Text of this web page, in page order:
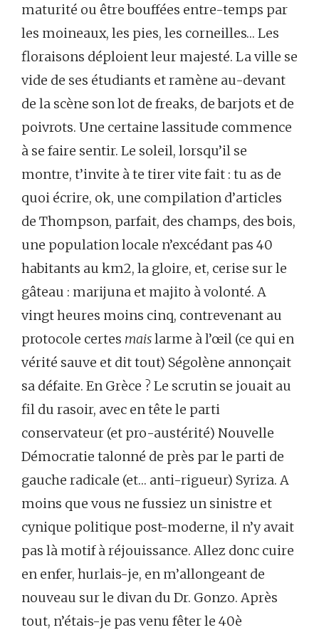
maturité ou être bouffées entre-temps par
les moineaux, les pies, les corneilles… Les
floraisons déploient leur majesté. La ville se
vide de ses étudiants et ramène au-devant
de la scène son lot de freaks, de barjots et de
poivrots. Une certaine lassitude commence
à se faire sentir. Le soleil, lorsqu’il se
montre, t’invite à te tirer vite fait : tu as de
quoi écrire, ok, une compilation d’articles
de Thompson, parfait, des champs, des bois,
une population locale n’excédant pas 40
habitants au km2, la gloire, et, cerise sur le
gâteau : marijuna et majito à volonté. A
vingt heures moins cinq, contrevenant au
protocole certes maislarme à l’œil (ce qui en
vérité sauve et dit tout) Ségolène annonçait
sa défaite. En Grèce ? Le scrutin se jouait au
fil du rasoir, avec en tête le parti
conservateur (et pro-austérité) Nouvelle
Démocratie talonné de près par le parti de
gauche radicale (et… anti-rigueur) Syriza. A
moins que vous ne fussiez un sinistre et
cynique politique post-moderne, il n’y avait
pas là motif à réjouissance. Allez donc cuire
en enfer, hurlais-je, en m’allongeant de
nouveau sur le divan du Dr. Gonzo. Après
tout, n’étais-je pas venu fêter le 40è